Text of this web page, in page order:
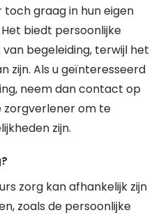
graag in hun eigen
biedt persoonlijke
begeleiding, terwijl het
zijn. Als u geïnteresseerd
neem dan contact op
zorgverlener om te
zijn.
zorg kan afhankelijk zijn
zoals de persoonlijke